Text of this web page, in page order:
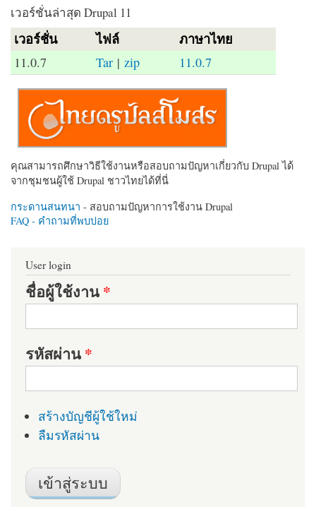
เวอร์ชั่นล่าสุด Drupal 11
เวอร์ชั่น ไฟล์ ภาษาไทย
11.0.7 Tar | zip 11.0.7
คุณสามารถศึกษาวิธีใช้งานหรือสอบถามปัญหาเกี่ยวกับ Drupal ได้
จากชุมชนผู้ใช้ Drupal ชาวไทยได้ที่นี่
กระดานสนทนา - สอบถามปัญหาการใช้งาน Drupal
FAQ - คำถามที่พบบ่อย
User login
ชื่อผู้ใช้งาน*
รหัสผ่าน*
สร้างบัญชีผู้ใช้ใหม่
ลืมรหัสผ่าน